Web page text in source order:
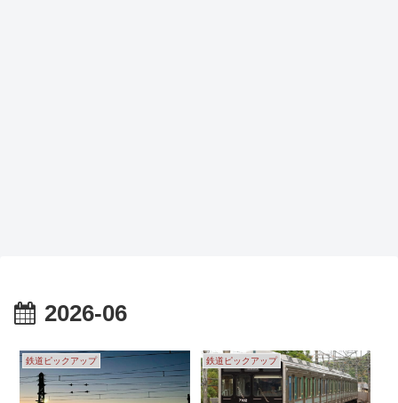
2026-06
鉄道ピックアップ 鉄道ピックアップ